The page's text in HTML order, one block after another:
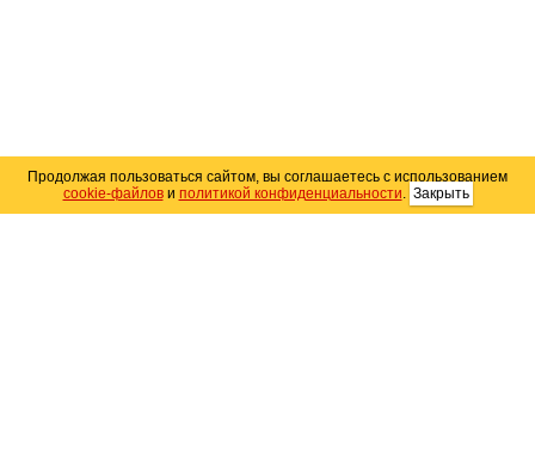
Продолжая пользоваться сайтом, вы соглашаетесь с использованием
cookie-файлови политикой конфиденциальности. Закрыть